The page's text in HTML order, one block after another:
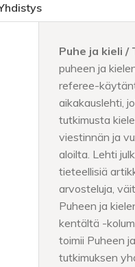
Puhe ja kieli /
puheen ja
referee-
aikakauslehti,
tutkimusta
viestinnän ja
aloilta. Lehti
tieteellisiä
arvosteluja,
Puheen ja
kentältä -
toimii Puheen
tutkimuksen